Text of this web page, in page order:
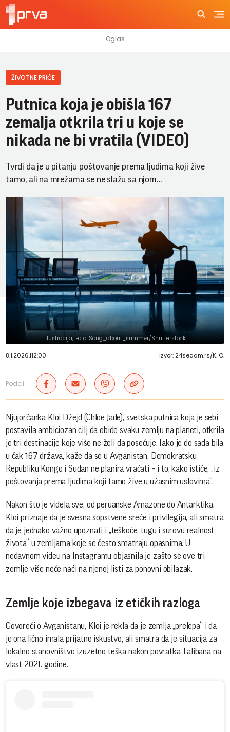
ŽIVOTNE PRIČE
Putnica koja je obišla 167
zemalja otkrila tri u koje se
nikada ne bi vratila (VIDEO)
Tvrdi da je u pitanju poštovanje prema ljudima koji žive
tamo, ali na mrežama se ne slažu sa njom...
Ilustracija; Foto: Song_about_summer/Shutterstock
8.1.2026.|12:00 Izvor: 24sedam.rs/K. O.
Podeli:
Njujorčanka Kloi Džejd (Chloe Jade), svetska putnica koja je sebi
postavila ambiciozan cilj da obiđe svaku zemlju na planeti, otkrila
je tri destinacije koje više ne želi da posećuje. Iako je do sada bila
u čak 167 država, kaže da se u Avganistan, Demokratsku
Republiku Kongo i Sudan ne planira vraćati – i to, kako ističe, „iz
poštovanja prema ljudima koji tamo žive u užasnim uslovima“.
Nakon što je videla sve, od peruanske Amazone do Antarktika,
Kloi priznaje da je svesna sopstvene sreće i privilegija, ali smatra
da je jednako važno upoznati i „teškoće, tugu i surovu realnost
života“ u zemljama koje se često smatraju opasnima. U
nedavnom videu na Instagramu objasnila je zašto se ove tri
zemlje više neće naći na njenoj listi za ponovni obilazak.
Zemlje koje izbegava iz etičkih razloga
Govoreći o Avganistanu, Kloi je rekla da je zemlja „prelepa“ i da
je ona lično imala prijatno iskustvo, ali smatra da je situacija za
lokalno stanovništvo izuzetno teška nakon povratka Talibana na
vlast 2021. godine.